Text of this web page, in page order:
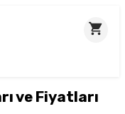
ve Fiyatları